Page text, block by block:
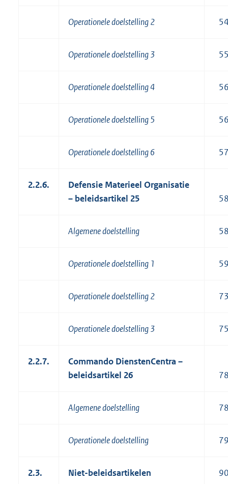
Operationele doelstelling 2
Operationele doelstelling 3
Operationele doelstelling 4
Operationele doelstelling 5
Operationele doelstelling 6
2.2.6.
Defensie Materieel Organisatie
– beleidsartikel 25
Algemene doelstelling
Operationele doelstelling 1
Operationele doelstelling 2
Operationele doelstelling 3
2.2.7.
Commando DienstenCentra –
beleidsartikel 26
Algemene doelstelling
Operationele doelstelling
2.3. Niet-beleidsartikelen